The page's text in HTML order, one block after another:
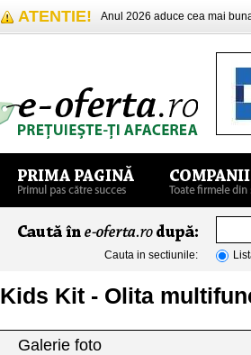
ATENTIE! Anul 2026 aduce cea mai
Cauta in sectiunile:
Kids Kit - Olita
Galerie foto